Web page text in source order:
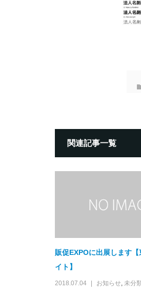
関連記事一覧
販促EXPOに出展します
イト】
2018.07.04 お知らせ, 未分